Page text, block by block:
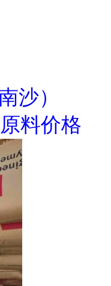
沙）
料价格